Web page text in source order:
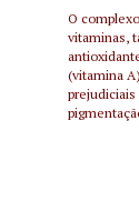
O
vitaminas,
(vitamina
prejudiciais